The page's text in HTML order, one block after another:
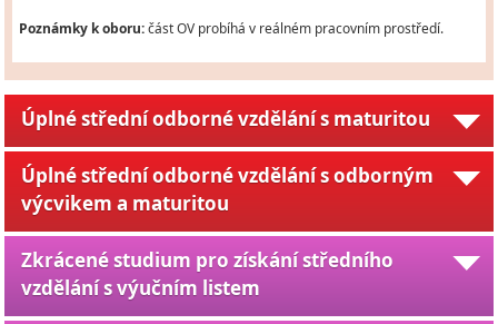
Poznámky k oboru:část OV probíhá v reálném pracovním prostředí.
Úplné střední odborné vzdělání s maturitou
Úplné střední odborné vzdělání s odborným
výcvikem a maturitou
Zkrácené studium pro získání středního
vzdělání s výučním listem